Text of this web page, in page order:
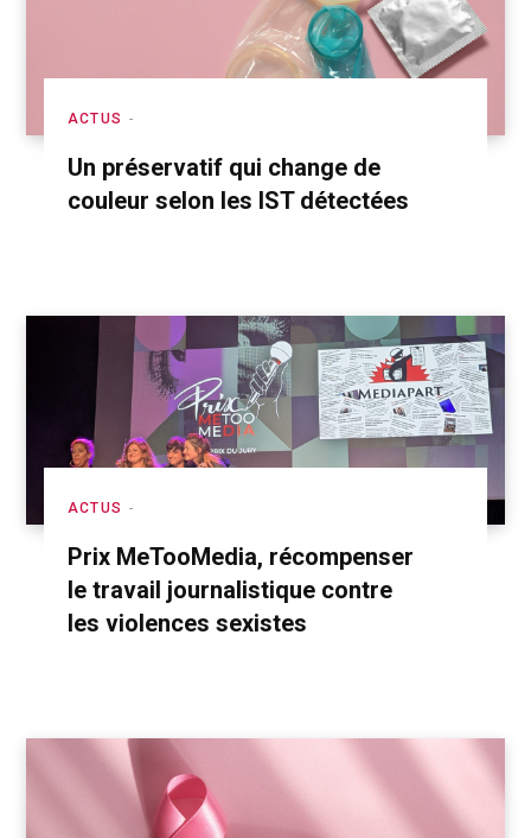
ACTUS
Un préservatif qui change de
couleur selon les IST détectées
ACTUS
Prix MeTooMedia, récompenser
le travail journalistique contre
les violences sexistes